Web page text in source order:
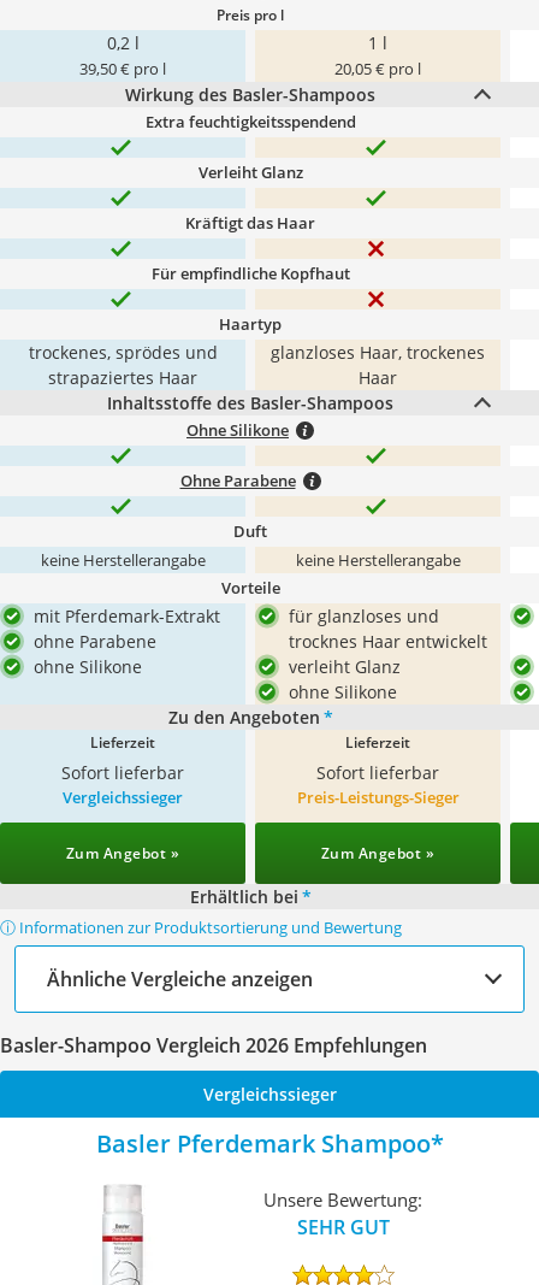
Preis pro l
0,2 l
39,50 € pro l
1 l
20,05 € pro l
Wirkung des Basler-Shampoos
Extra feuchtigkeitsspendend
Verleiht Glanz
Kräftigt das Haar
Für empfindliche Kopfhaut
Haartyp
trockenes, sprödes und
strapaziertes Haar
glanzloses Haar, trockenes
Haar
Inhaltsstoffe des Basler-Shampoos
Ohne Silikone
Ohne Parabene
Duft
keine Herstellerangabe keine Herstellerangabe
Vorteile
mit Pferdemark-Extrakt
ohne Parabene
ohne Silikone
für glanzloses und
trocknes Haar entwickelt
verleiht Glanz
ohne Silikone
Zu den Angeboten *
Lieferzeit
Sofort lieferbar
Lieferzeit
Sofort lieferbar
Vergleichssieger
Zum Angebot »
Preis-Leistungs-Sieger
Zum Angebot »
Erhältlich bei *
ⓘ Informationen zur Produktsortierung und Bewertung
Ähnliche Vergleiche anzeigen
Basler-Shampoo Vergleich 2026 Empfehlungen
Vergleichssieger
Basler Pferdemark Shampoo
Unsere Bewertung:
SEHR GUT